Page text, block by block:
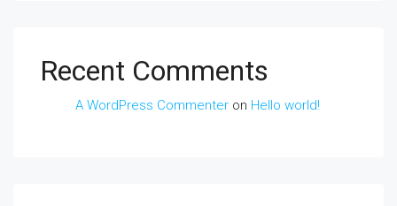
Recent Comments
A WordPress Commenter on Hello world!